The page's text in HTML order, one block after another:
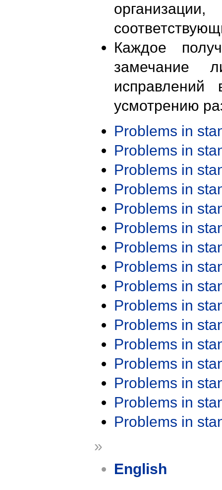
Каждое
замечание
исправлений
усмотрению
Problems in
Problems in
Problems in
Problems in
Problems in
Problems in
Problems in
Problems in
Problems in
Problems in
Problems in
Problems in
Problems in
Problems in
Problems in
Problems in
»
English